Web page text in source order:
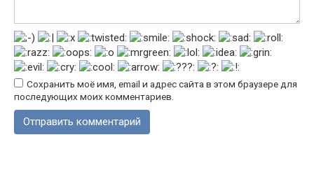
Сохранить моё имя, email и адрес сайта в этом браузере для
последующих моих комментариев.